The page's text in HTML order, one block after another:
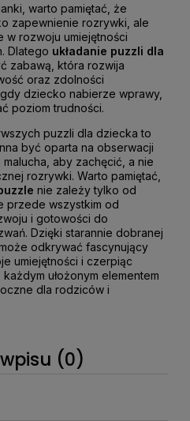
warto pamiętać, że
zapewnienie rozrywki, ale
w rozwoju umiejętności
Dlatego układanie puzzli dla
zabawą, która rozwija
oraz zdolności
dziecko nabierze wprawy,
poziom trudności.
puzzli dla dziecka to
być oparta na obserwacji
aby zachęcić, a nie
rozrywki. Warto pamiętać,
nie zależy tylko od
przede wszystkim od
i gotowości do
Dzięki starannie dobranej
odkrywać fascynujący
umiejętności i czerpiąc
ułożonym elementem
dla rodziców i
(0)